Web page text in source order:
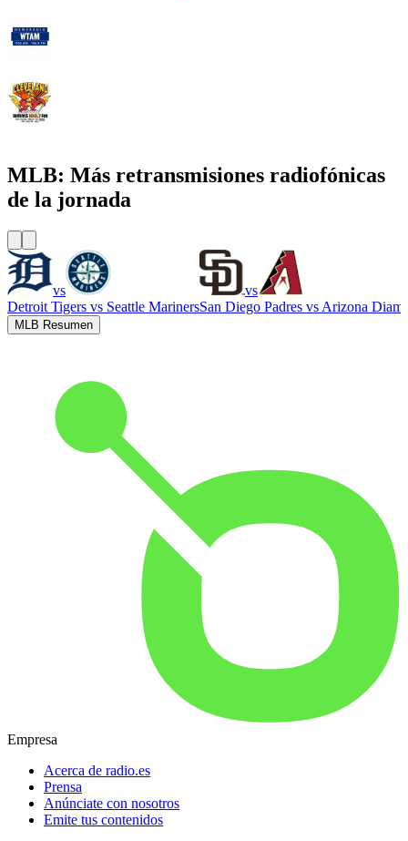
MLB: Más retransmisiones radiofónicas
de la jornada
vs
Detroit Tigers vs Seattle Mariners
vs
San Diego Padres vs Arizona
MLB Resumen
Empresa
Acerca de radio.es
Prensa
Anúnciate con nosotros
Emite tus contenidos